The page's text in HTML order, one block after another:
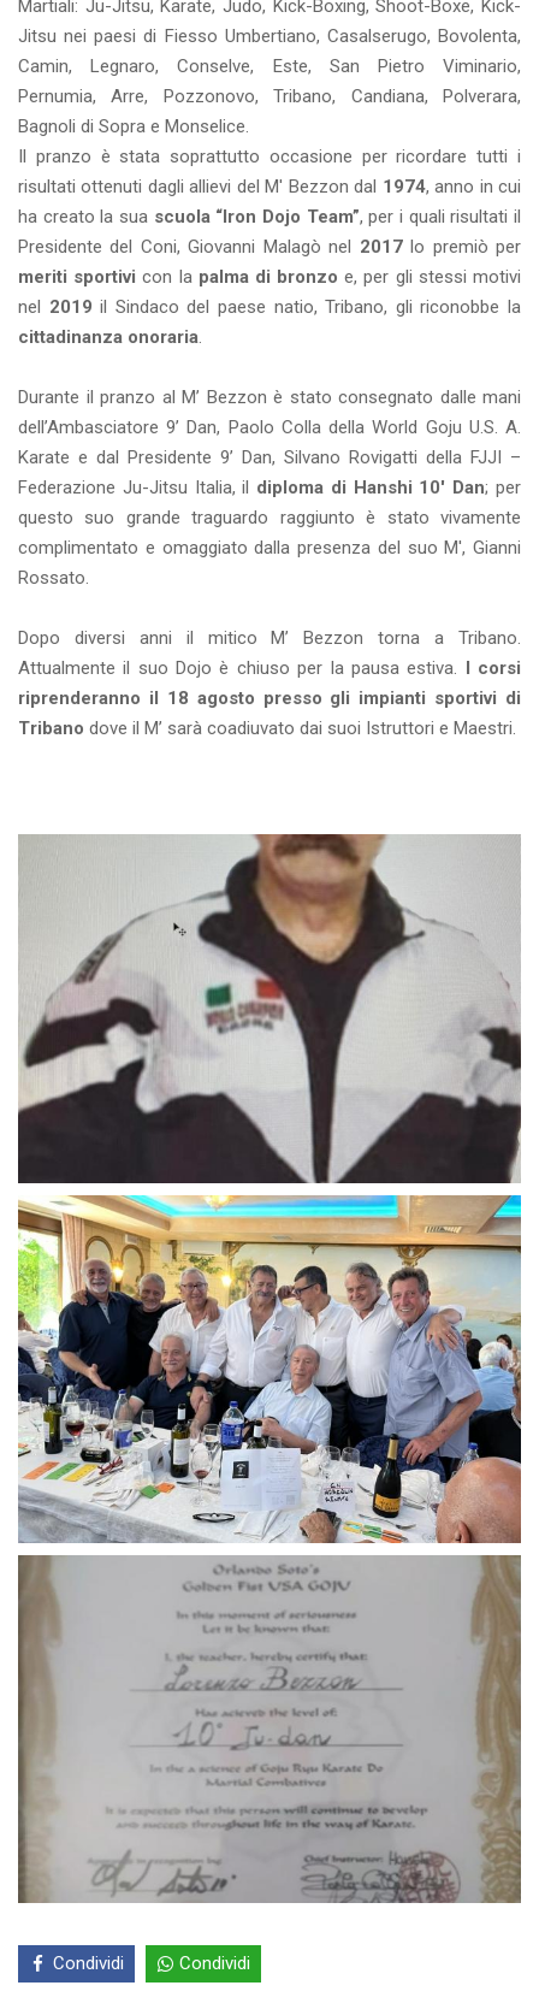
Martiali: Ju-Jitsu, Karate, Judo, Kick-Boxing, Shoot-Boxe, Kick-
Jitsu nei paesi di Fiesso Umbertiano, Casalserugo, Bovolenta,
Camin, Legnaro, Conselve, Este, San Pietro Viminario,
Pernumia, Arre, Pozzonovo, Tribano, Candiana, Polverara,
Bagnoli di Sopra e Monselice.
Il pranzo è stata soprattutto occasione per ricordare tutti i
risultati ottenuti dagli allievi del M' Bezzon dal 1974, anno in cui
ha creato la sua scuola “Iron Dojo Team”, per i quali risultati il
Presidente del Coni, Giovanni Malagò nel 2017lo premiò per
meriti sportivi con la palma di bronzo e, per gli stessi motivi
nel 2019 il Sindaco del paese natio, Tribano, gli riconobbe la
cittadinanza onoraria.
Durante il pranzo al M’ Bezzon è stato consegnato dalle mani
dell’Ambasciatore 9’ Dan, Paolo Colla della World Goju U.S. A.
Karate e dal Presidente 9’ Dan, Silvano Rovigatti della FJJI –
Federazione Ju-Jitsu Italia, il diploma di Hanshi 10' Dan; per
questo suo grande traguardo raggiunto è stato vivamente
complimentato e omaggiato dalla presenza del suo M', Gianni
Rossato.
Dopo diversi anni il mitico M’ Bezzon torna a Tribano.
Attualmente il suo Dojo è chiuso per la pausa estiva.
I corsi
riprenderanno il 18 agosto presso gli impianti sportivi di
Tribano dove il M’ sarà coadiuvato dai suoi Istruttori e Maestri.
Condividi Condividi